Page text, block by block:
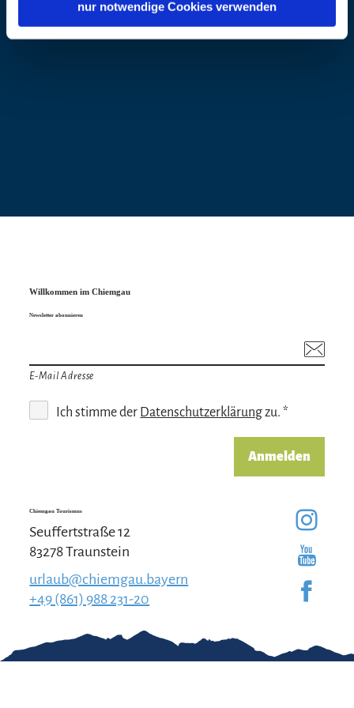
nur notwendige Cookies verwenden
Willkommen im Chiemgau
Newsletter abonnieren
E-Mail Adresse
Ich stimme der Datenschutzerklärungzu. *
Anmelden
Chiemgau Tourismus
Seuffertstraße 12
83278 Traunstein
urlaub@chiemgau.bayern
+49 (861) 988 231-20